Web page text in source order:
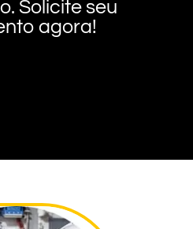
Solicite seu
agora!